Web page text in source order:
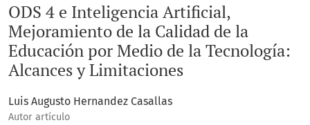
ODS 4 e Inteligencia Artificial,
Mejoramiento de la Calidad de la
Educación por Medio de la Tecnología:
Alcances y Limitaciones
Luis Augusto Hernandez Casallas
Autor artículo